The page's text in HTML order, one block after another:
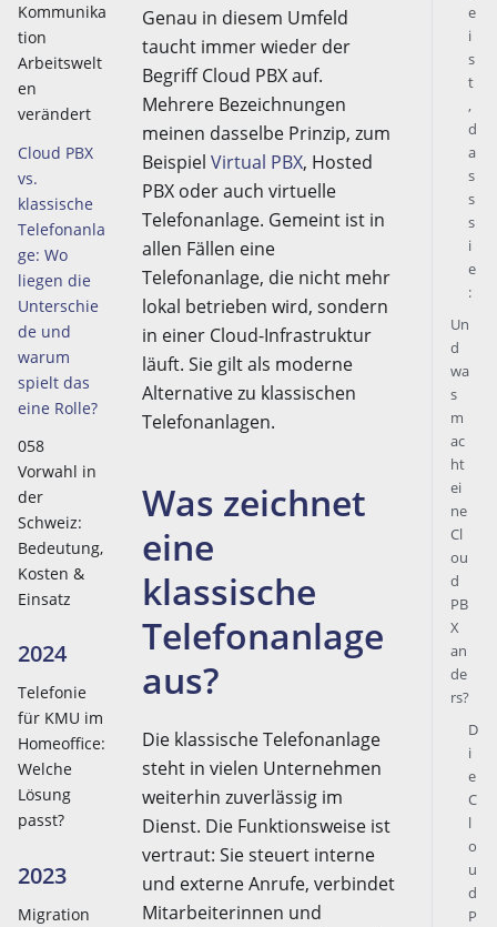
Kommunika
tion
Arbeitswelt
en
verändert
Cloud PBX
vs.
klassische
Telefonanla
ge: Wo
liegen die
Unterschie
de und
warum
spielt das
eine Rolle?
058
Vorwahl in
der
Schweiz:
Bedeutung,
Kosten &
Einsatz
2024
Telefonie
für KMU im
Homeoffice:
Welche
Lösung
passt?
2023
Migration
Genau in diesem Umfeld
taucht immer wieder der
Begriff Cloud PBX auf.
Mehrere Bezeichnungen
meinen dasselbe Prinzip, zum
Beispiel Virtual PBX, Hosted
PBX oder auch virtuelle
Telefonanlage. Gemeint ist in
allen Fällen eine
Telefonanlage, die nicht mehr
lokal betrieben wird, sondern
in einer Cloud-Infrastruktur
läuft. Sie gilt als moderne
Alternative zu klassischen
Telefonanlagen.
Was zeichnet
eine
klassische
Telefonanlage
aus?
Die klassische Telefonanlage
steht in vielen Unternehmen
weiterhin zuverlässig im
Dienst. Die Funktionsweise ist
vertraut: Sie steuert interne
und externe Anrufe, verbindet
Mitarbeiterinnen und
e
i
s
t
,
d
a
s
s
s
i
e
:
Un
d
wa
s
m
ac
ht
ei
ne
Cl
ou
d
PB
X
an
de
rs?
D
i
e
C
l
o
u
d
P